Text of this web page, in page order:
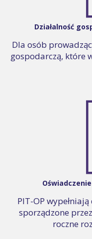
Działalność
Dla osób
gospodarczą, które
PIT-OP
sporządzone
roczne